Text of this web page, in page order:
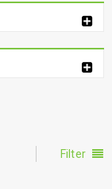
Filter